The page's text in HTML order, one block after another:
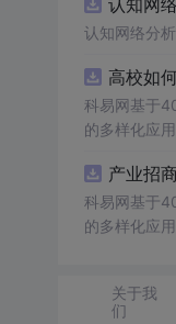
认知网
认知网络分
高校如
科易网基于
的多样化应
产业招
科易网基于
的多样化应
关于我
们